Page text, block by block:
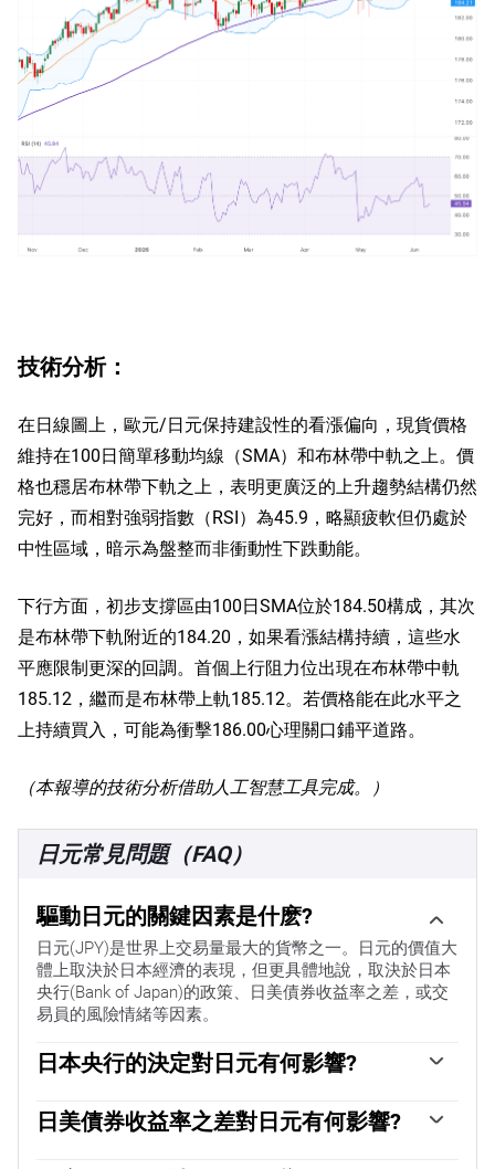
技術分析：
在日線圖上，歐元/日元保持建設性的看漲偏向，現貨價格
維持在100日簡單移動均線（SMA）和布林帶中軌之上。價
格也穩居布林帶下軌之上，表明更廣泛的上升趨勢結構仍然
完好，而相對強弱指數（RSI）為45.9，略顯疲軟但仍處於
中性區域，暗示為盤整而非衝動性下跌動能。
下行方面，初步支撐區由100日SMA位於184.50構成，其次
是布林帶下軌附近的184.20，如果看漲結構持續，這些水
平應限制更深的回調。首個上行阻力位出現在布林帶中軌
185.12，繼而是布林帶上軌185.12。若價格能在此水平之
上持續買入，可能為衝擊186.00心理關口鋪平道路。
（本報導的技術分析借助人工智慧工具完成。）
日元常見問題（FAQ）
驅動日元的關鍵因素是什麽?
日元(JPY)是世界上交易量最大的貨幣之一。日元的價值大
體上取決於日本經濟的表現，但更具體地說，取決於日本
央行(Bank of Japan)的政策、日美債券收益率之差，或交
易員的風險情緒等因素。
日本央行的決定對日元有何影響?
至關重要。日本央行有時會直接幹預外匯市場，通常是為
了降低日元的價值，不過由於主要貿易夥伴的政治擔憂，
日美債券收益率之差對日元有何影響?